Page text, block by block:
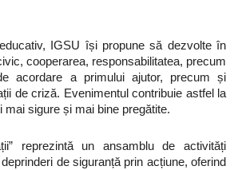
IGSU își propune să dezvolte în
cooperarea, responsabilitatea, precum
acordare a primului ajutor, precum și
de criză. Evenimentul contribuie astfel la
mai sigure și mai bine pregătite.
reprezintă un ansamblu de activități
de siguranță prin acțiune, oferind